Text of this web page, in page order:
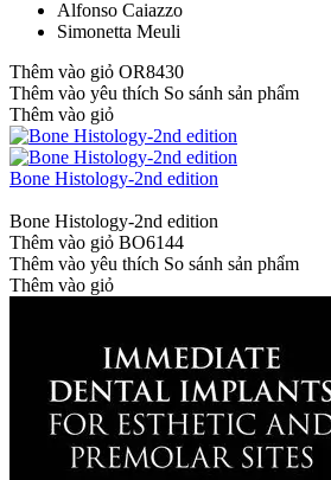
Alfonso Caiazzo
Simonetta Meuli
Thêm vào giỏ OR8430
Thêm vào yêu thích So sánh sản phẩm
Thêm vào giỏ
Bone Histology-2nd edition
Bone Histology-2nd edition
Thêm vào giỏ BO6144
Thêm vào yêu thích So sánh sản phẩm
Thêm vào giỏ